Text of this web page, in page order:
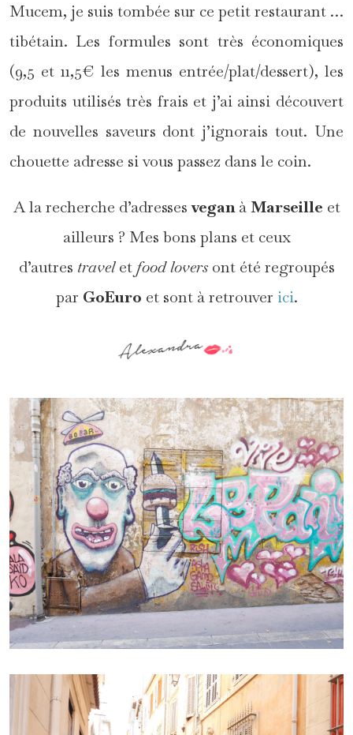
Mucem, je suis tombée sur ce petit restaurant …
tibétain. Les formules sont très économiques
(9,5 et 11,5€ les menus entrée/plat/dessert), les
produits utilisés très frais et j’ai ainsi découvert
de nouvelles saveurs dont j’ignorais tout. Une
chouette adresse si vous passez dans le coin.
A la recherche d’adressesveganàMarseille et
ailleurs ? Mes bons plans et ceux
d’autres traveletfood loversont été regroupés
par GoEuro et sont à retrouver ici.